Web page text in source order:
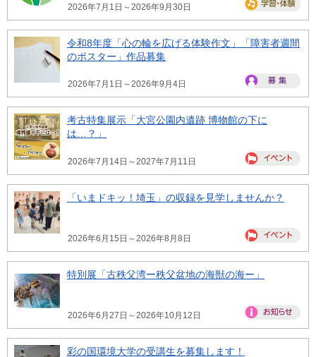
2026年7月1日～2026年9月30日
令和8年度「心の輪を広げる体験作文」「障害者週間
のポスター」作品募集
2026年7月1日～2026年9月4日
考古特集展示「大宮公園内遺跡 博物館の下に
は…？」
2026年7月14日～2027年7月11日
「いまドキッ！埼玉」の収録を見学しませんか？
2026年6月15日～2026年8月8日
特別展「古秩父湾ー秩父盆地の海獣の海ー」
2026年6月27日～2026年10月12日
彩の国環境大学の受講生を募集します！